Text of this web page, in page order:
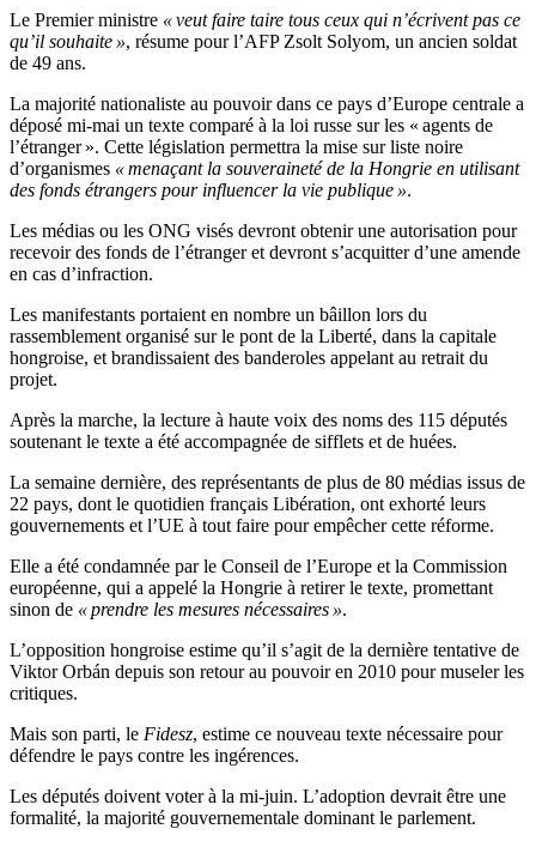
Le Premier ministre « veut faire taire tous ceux qui n’écrivent pas ce
qu’il souhaite », résume pour l’AFP Zsolt Solyom, un ancien soldat
de 49 ans.
La majorité nationaliste au pouvoir dans ce pays d’Europe centrale a
déposé mi-mai un texte comparé à la loi russe sur les « agents de
l’étranger ». Cette législation permettra la mise sur liste noire
d’organismes « menaçant la souveraineté de la Hongrie en utilisant
des fonds étrangers pour influencer la vie publique ».
Les médias ou les ONG visés devront obtenir une autorisation pour
recevoir des fonds de l’étranger et devront s’acquitter d’une amende
en cas d’infraction.
Les manifestants portaient en nombre un bâillon lors du
rassemblement organisé sur le pont de la Liberté, dans la capitale
hongroise, et brandissaient des banderoles appelant au retrait du
projet.
Après la marche, la lecture à haute voix des noms des 115 députés
soutenant le texte a été accompagnée de sifflets et de huées.
La semaine dernière, des représentants de plus de 80 médias issus de
22 pays, dont le quotidien français Libération, ont exhorté leurs
gouvernements et l’UE à tout faire pour empêcher cette réforme.
Elle a été condamnée par le Conseil de l’Europe et la Commission
européenne, qui a appelé la Hongrie à retirer le texte, promettant
sinon de « prendre les mesures nécessaires ».
L’opposition hongroise estime qu’il s’agit de la dernière tentative de
Viktor Orbán depuis son retour au pouvoir en 2010 pour museler les
critiques.
Mais son parti, le Fidesz, estime ce nouveau texte nécessaire pour
défendre le pays contre les ingérences.
Les députés doivent voter à la mi-juin. L’adoption devrait être une
formalité, la majorité gouvernementale dominant le parlement.